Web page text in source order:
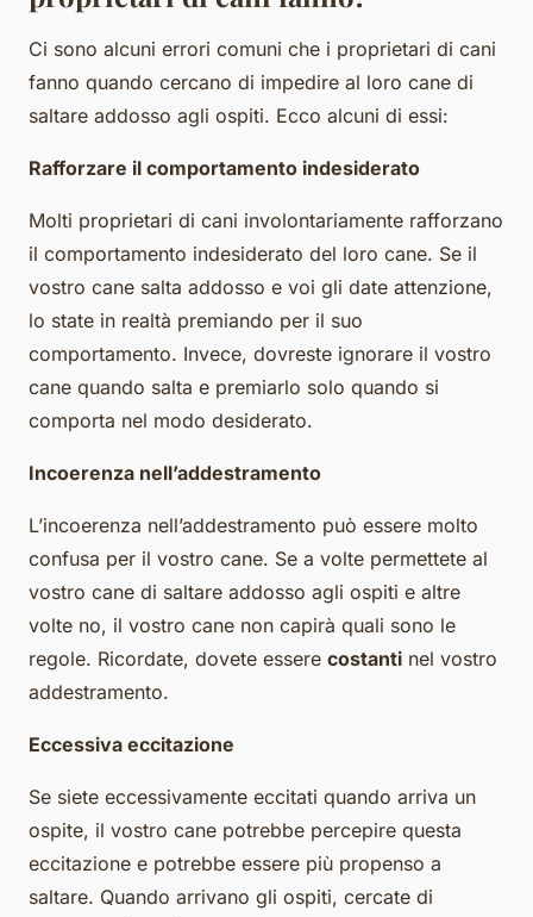
Ci sono alcuni errori comuni che i proprietari di cani
fanno quando cercano di impedire al loro cane di
saltare addosso agli ospiti. Ecco alcuni di essi:
Rafforzare il comportamento indesiderato
Molti proprietari di cani involontariamente rafforzano
il comportamento indesiderato del loro cane. Se il
vostro cane salta addosso e voi gli date attenzione,
lo state in realtà premiando per il suo
comportamento. Invece, dovreste ignorare il vostro
cane quando salta e premiarlo solo quando si
comporta nel modo desiderato.
Incoerenza nell’addestramento
L’incoerenza nell’addestramento può essere molto
confusa per il vostro cane. Se a volte permettete al
vostro cane di saltare addosso agli ospiti e altre
volte no, il vostro cane non capirà quali sono le
regole. Ricordate, dovete essere costanti nel vostro
addestramento.
Eccessiva eccitazione
Se siete eccessivamente eccitati quando arriva un
ospite, il vostro cane potrebbe percepire questa
eccitazione e potrebbe essere più propenso a
saltare. Quando arrivano gli ospiti, cercate di